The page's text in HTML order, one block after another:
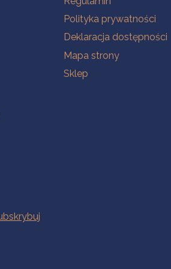
Polityka prywatności
Deklaracja dostępności
Mapa strony
Sklep